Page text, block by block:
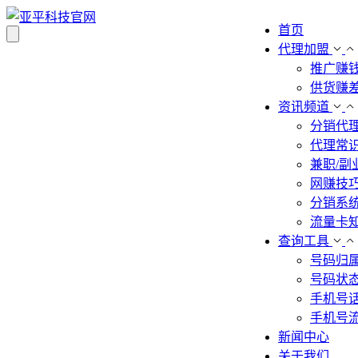
首页
代理加盟
推广赚
供货赚
资讯频道
分销代
代理常
兼职/副
网赚技
分销系
流量卡
查询工具
号码归
号码状
手机号
手机号
新闻中心